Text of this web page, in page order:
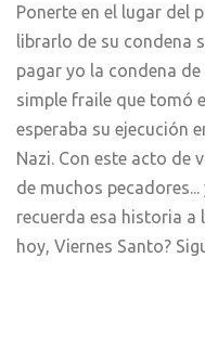
Ponerte en el lugar del
librarlo de su condena
pagar yo la condena
simple fraile que tomó
esperaba su ejecución
Nazi. Con este acto de
de muchos
recuerda esa historia a
hoy, Viernes Santo?